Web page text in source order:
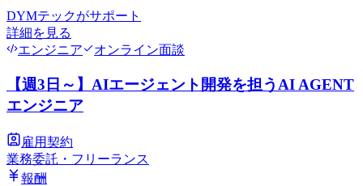
DYMテックがサポート
詳細を見る
エンジニア
オンライン面談
【週3日～】AIエージェント開発を担うAI AGENT
エンジニア
雇用契約
業務委託・フリーランス
報酬